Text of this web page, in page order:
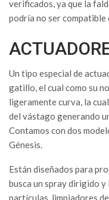
verificados, ya que la
podría no ser compatible
Un tipo especial de
gatillo, el cual como su
ligeramente curva, la
del vástago generando
Contamos con dos
Génesis.
Están diseñados para
busca un spray dirigido
partículas, limpiadores